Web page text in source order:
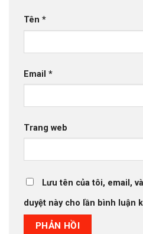
Tên *
Email *
Trang web
Lưu tên của tôi, email,
duyệt này cho lần bình luận